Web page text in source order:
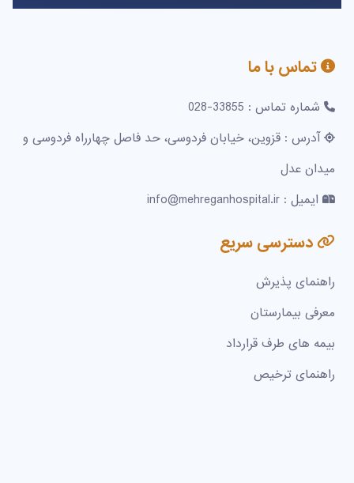
تماس با ما
شماره تماس : 33855-028
آدرس : قزوین، خیابان فردوسی، حد فاصل چهارراه فردوسی و
میدان عدل
ایمیل : info@mehreganhospital.ir
دسترسی سریع
راهنمای پذیرش
معرفی بیمارستان
بیمه های طرف قرارداد
راهنمای ترخیص